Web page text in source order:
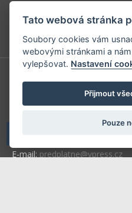
Vydavatel časopisů Velo, 53 x
všechny milovníky cyklistiky a
E-mail: predplatne@vpress.cz
Tato webová stránka
Soubory cookies vám
webovými stránkami a
vylepšovat. Nastavení
Přijmout
Pouze